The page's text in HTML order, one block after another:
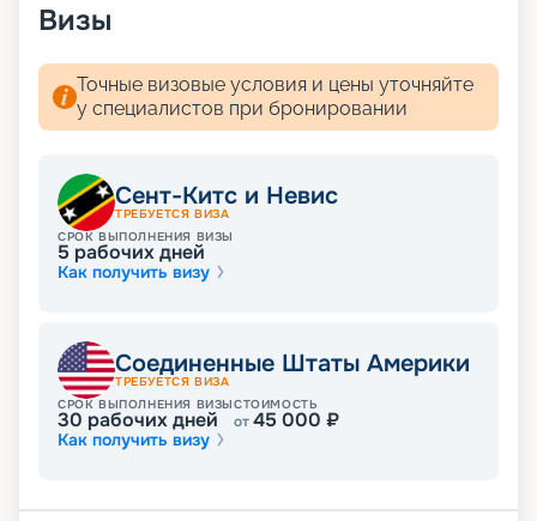
Визы
Точные визовые условия и цены уточняйте
у специалистов при бронировании
Сент-Китс и Невис
ТРЕБУЕТСЯ ВИЗА
СРОК ВЫПОЛНЕНИЯ ВИЗЫ
5 рабочих дней
Как получить визу
Соединенные Штаты Америки
ТРЕБУЕТСЯ ВИЗА
СРОК ВЫПОЛНЕНИЯ ВИЗЫ
30 рабочих дней
СТОИМОСТЬ
от45 000 ₽
Как получить визу